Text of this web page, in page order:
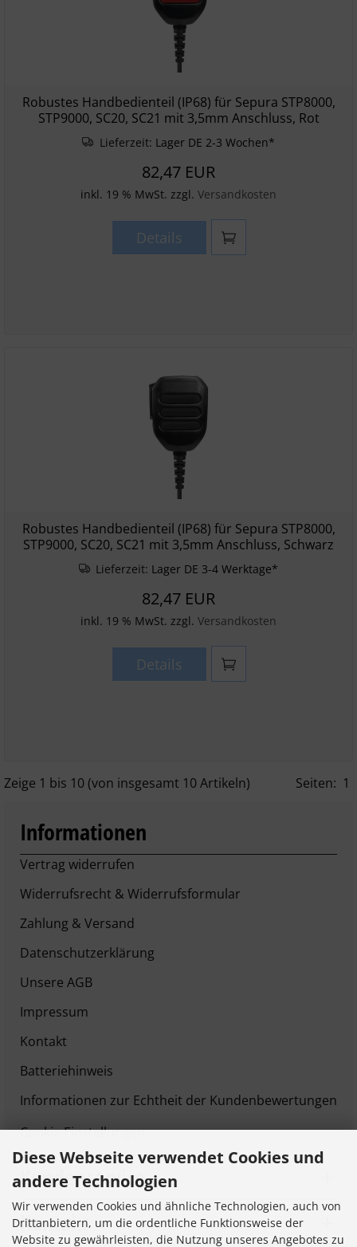
Robustes Handbedienteil (IP68) für Sepura STP8000,
STP9000, SC20, SC21 mit 3,5mm Anschluss, Rot
Lieferzeit: Lager DE 2-3 Wochen*
82,47 EUR
inkl. 19 % MwSt. zzgl. Versandkosten
Details
Robustes Handbedienteil (IP68) für Sepura STP8000,
STP9000, SC20, SC21 mit 3,5mm Anschluss, Schwarz
Lieferzeit: Lager DE 3-4 Werktage*
82,47 EUR
inkl. 19 % MwSt. zzgl. Versandkosten
Details
Zeige 1 bis 10 (von insgesamt 10 Artikeln) Seiten: 1
Informationen
Vertrag widerrufen
Widerrufsrecht & Widerrufsformular
Zahlung & Versand
Datenschutzerklärung
Unsere AGB
Impressum
Kontakt
Batteriehinweis
Informationen zur Echtheit der Kundenbewertungen
Cookie Einstellungen
Kundenservice
Kontakt
Diese Webseite verwendet Cookies und
andere Technologien
Wir verwenden Cookies und ähnliche Technologien, auch von
Drittanbietern, um die ordentliche Funktionsweise der
Website zu gewährleisten, die Nutzung unseres Angebotes zu